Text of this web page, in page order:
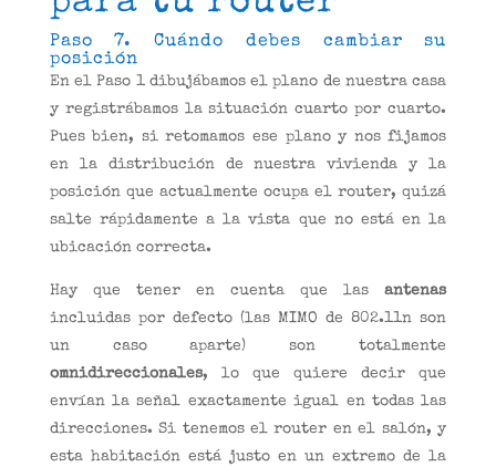
Paso 7. Cuándo debes cambiar su
posición
En el Paso 1 dibujábamos el plano de nuestra casa
y registrábamos la situación cuarto por cuarto.
Pues bien, si retomamos ese plano y nos fijamos
en la distribución de nuestra vivienda y la
posición que actualmente ocupa el router, quizá
salte rápidamente a la vista que no está en la
ubicación correcta.
Hay que tener en cuenta que lasantenas
incluidas por defecto (las MIMO de 802.11n son
un caso aparte) son totalmente
omnidireccionales, lo que quiere decir que
envían la señal exactamente igual en todas las
direcciones. Si tenemos el router en el salón, y
esta habitación está justo en un extremo de la